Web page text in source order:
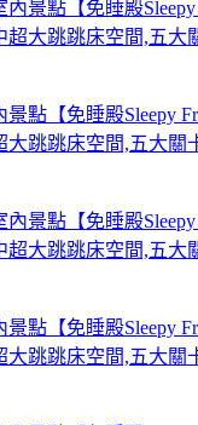
點【免睡殿Sleepy
大跳跳床空間,五大關
點【免睡殿Sleepy
大跳跳床空間,五大關